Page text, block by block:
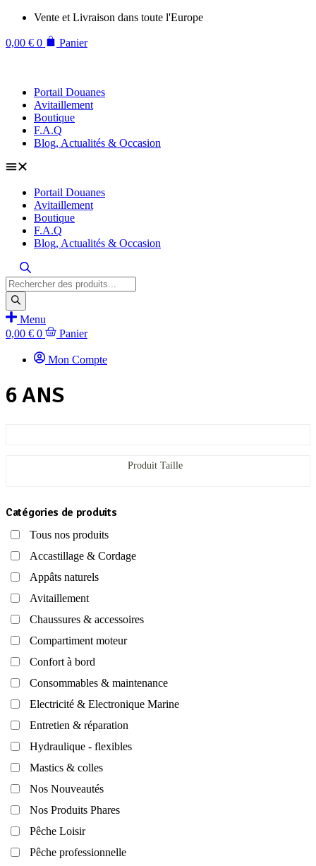
Aller
contenu
Vente et Livraison dans toute l'Europe
0,00 € 0 Panier
Portail Douanes
Avitaillement
Boutique
F.A.Q
Blog, Actualités & Occasion
Portail Douanes
Avitaillement
Boutique
F.A.Q
Blog, Actualités & Occasion
Recherche
de
produits
Menu
0,00 € 0 Panier
Mon Compte
6 ANS
Produit Taille
Catégories de produits
Tous nos produits
Accastillage & Cordage
Appâts naturels
Avitaillement
Chaussures & accessoires
Compartiment moteur
Confort à bord
Consommables & maintenance
Electricité & Electronique Marine
Entretien & réparation
Hydraulique - flexibles
Mastics & colles
Nos Nouveautés
Nos Produits Phares
Pêche Loisir
Pêche professionnelle